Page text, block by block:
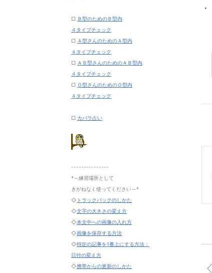
□ Ｂ型のためのＢ型内
４タイプチェック
□ Ａ型さんのためのＡ型内
４タイプチェック
□ ＡＢ型さんのためのＡＢ型内
４タイプチェック
□ Ｏ型さんのためのＯ型内
４タイプチェック
□ カバラ占い
---------------
*～練習場所として
きがねなく使ってください～*
◇ トラックバックのしかた
◇文字の大きさの変え方
◇本文中への画像の入れ方
◇画像を保存する方法
◇特定の記事を1番上にする方法：
日付の変え方
◇携帯からの更新のしかた